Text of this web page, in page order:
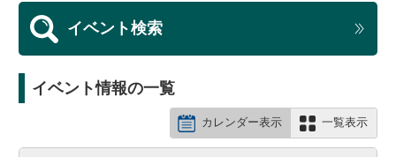
イベント検索
イベント情報の一覧
カレンダー表示 一覧表示